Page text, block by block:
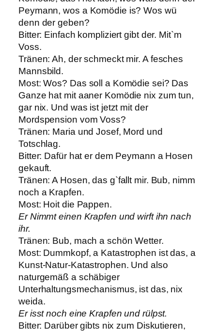
Peymann, wos a Komödie is? Wos wü
denn der geben?
Bitter: Einfach kompliziert gibt der. Mit`m
Voss.
Tränen: Ah, der schmeckt mir. A fesches
Mannsbild.
Most: Wos? Das soll a Komödie sei? Das
Ganze hat mit aaner Komödie nix zum tun,
gar nix. Und was ist jetzt mit der
Mordspension vom Voss?
Tränen: Maria und Josef, Mord und
Totschlag.
Bitter: Dafür hat er dem Peymann a Hosen
gekauft.
Tränen: A Hosen, das g`fallt mir. Bub, nimm
noch a Krapfen.
Most: Hoit die Pappen.
Er Nimmt einen Krapfen und wirft ihn nach
ihr.
Tränen: Bub, mach a schön Wetter.
Most: Dummkopf, a Katastrophen ist das, a
Kunst-Natur-Katastrophen. Und also
naturgemäß a schäbiger
Unterhaltungsmechanismus, ist das, nix
weida.
Er isst noch eine Krapfen und rülpst.
Bitter: Darüber gibts nix zum Diskutieren,